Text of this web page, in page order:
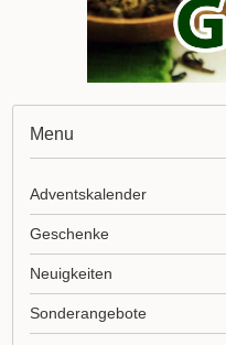
Menu
Adventskalender
Geschenke
Neuigkeiten
Sonderangebote